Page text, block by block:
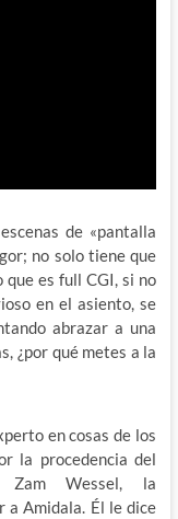
de «pantalla
no solo tiene que
que es full CGI, si no
en el asiento, se
abrazar a una
¿por qué metes a la
en cosas de los
la procedencia del
Zam Wessel, la
a Amidala. Él le dice